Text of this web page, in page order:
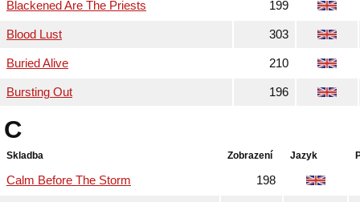
Blackened Are The Priests 199
Blood Lust 303
Buried Alive 210
Bursting Out 196
C
Skladba Zobrazení Jazyk
Calm Before The Storm 198